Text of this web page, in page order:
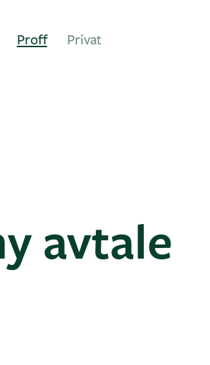
Proff Privat
avtale